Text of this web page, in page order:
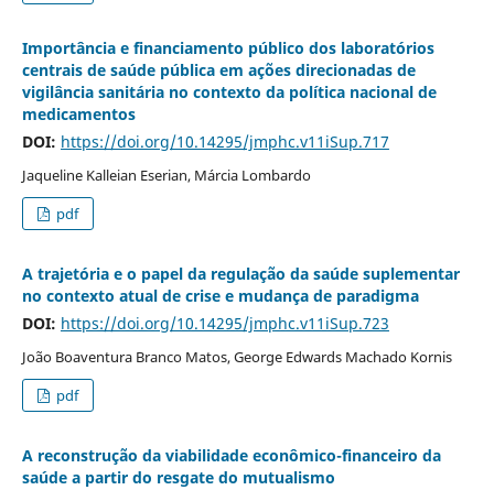
Importância e financiamento público dos laboratórios
centrais de saúde pública em ações direcionadas de
vigilância sanitária no contexto da política nacional de
medicamentos
DOI: https://doi.org/10.14295/jmphc.v11iSup.717
Jaqueline Kalleian Eserian, Márcia Lombardo
pdf
A trajetória e o papel da regulação da saúde suplementar
no contexto atual de crise e mudança de paradigma
DOI: https://doi.org/10.14295/jmphc.v11iSup.723
João Boaventura Branco Matos, George Edwards Machado Kornis
pdf
A reconstrução da viabilidade econômico-financeiro da
saúde a partir do resgate do mutualismo